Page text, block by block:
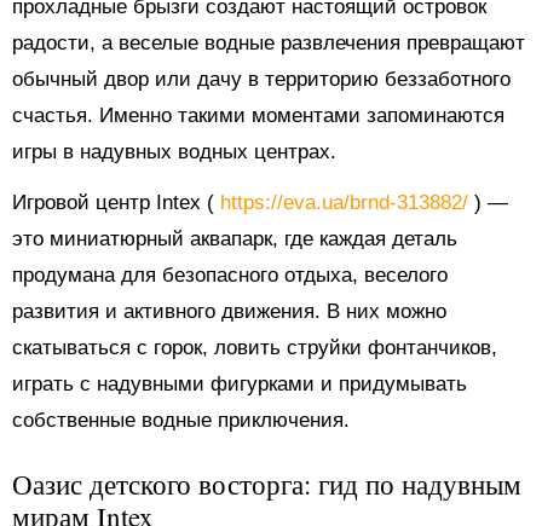
прохладные брызги создают настоящий островок
радости, а веселые водные развлечения превращают
обычный двор или дачу в территорию беззаботного
счастья. Именно такими моментами запоминаются
игры в надувных водных центрах.
Игровой центр Intex ( https://eva.ua/brnd-313882/ ) —
это миниатюрный аквапарк, где каждая деталь
продумана для безопасного отдыха, веселого
развития и активного движения. В них можно
скатываться с горок, ловить струйки фонтанчиков,
играть с надувными фигурками и придумывать
собственные водные приключения.
Оазис детского восторга: гид по надувным
мирам Intex